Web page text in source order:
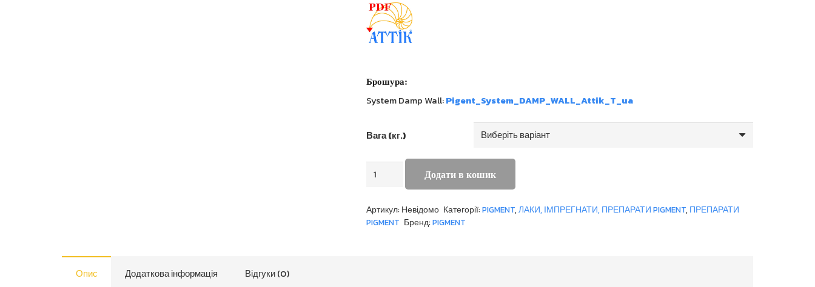
Брошура:
System Damp Wall:Pigent_System_DAMP_WALL_Attik_T_ua
Вага (кг.)
GRZYBOSTOP Додати в кошик
Артикул: Невідомо Категорії:PIGMENT,ЛАКИ, ІМПРЕГНАТИ, ПРЕПАРАТИ PIGMENT, ПРЕПАРАТИ
PIGMENT Бренд:PIGMENT
Опис Додаткова інформація Відгуки (0)